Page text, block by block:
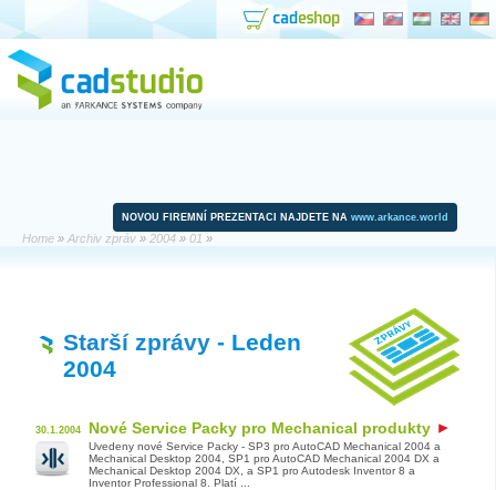
NOVOU FIREMNÍ PREZENTACI NAJDETE NA www.arkance.world
Home » Archiv zpráv » 2004 » 01 »
Starší zprávy - Leden
2004
30.1.2004 Nové Service Packy pro Mechanical produkty
Uvedeny nové Service Packy - SP3 pro AutoCAD Mechanical 2004 a
Mechanical Desktop 2004, SP1 pro AutoCAD Mechanical 2004 DX a
Mechanical Desktop 2004 DX, a SP1 pro Autodesk Inventor 8 a
Inventor Professional 8. Platí ...